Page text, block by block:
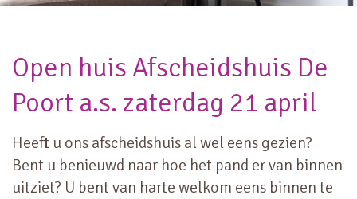
Open huis Afscheidshuis De
Poort a.s. zaterdag 21 april
Heeft u ons afscheidshuis al wel eens gezien?
Bent u benieuwd naar hoe het pand er van binnen
uitziet? U bent van harte welkom eens binnen te